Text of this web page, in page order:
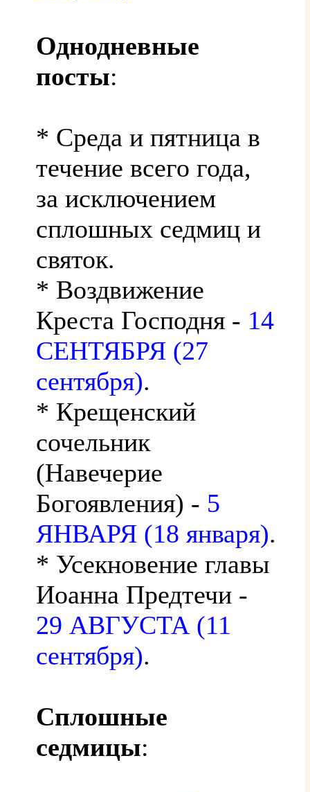
Однодневные
посты:
* Среда и пятница в
течение всего года,
за исключением
сплошных седмиц и
святок.
* Воздвижение
Креста Господня - 14
СЕНТЯБРЯ (27
сентября).
* Крещенский
сочельник
(Навечерие
Богоявления) - 5
ЯНВАРЯ (18 января).
* Усекновение главы
Иоанна Предтечи -
29 АВГУСТА (11
сентября).
Сплошные
седмицы: